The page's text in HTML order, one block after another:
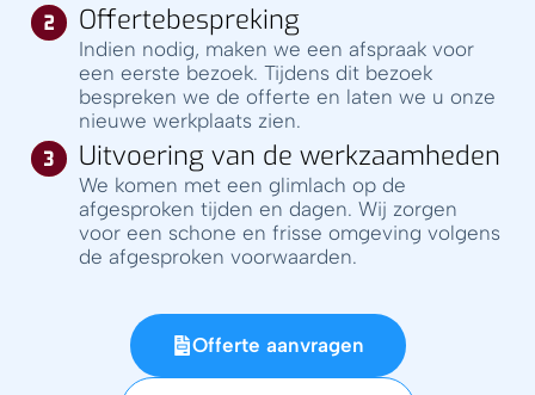
Offertebespreking
Indien nodig, maken we een afspraak voor
een eerste bezoek. Tijdens dit bezoek
bespreken we de offerte en laten we u onze
nieuwe werkplaats zien.
Uitvoering van de werkzaamheden
We komen met een glimlach op de
afgesproken tijden en dagen. Wij zorgen
voor een schone en frisse omgeving volgens
de afgesproken voorwaarden.
Offerte aanvragen